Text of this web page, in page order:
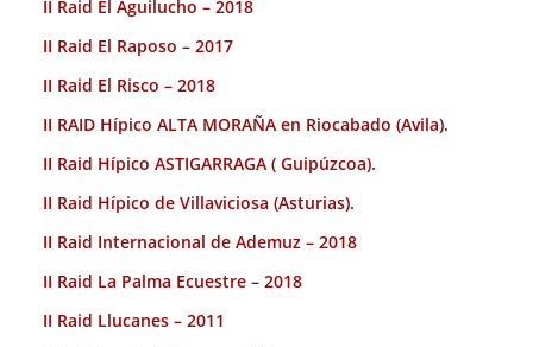
II Raid El Aguilucho – 2018
II Raid El Raposo – 2017
II Raid El Risco – 2018
II RAID Hípico ALTA MORAÑA en Riocabado (Avila).
II Raid Hípico ASTIGARRAGA ( Guipúzcoa).
II Raid Hípico de Villaviciosa (Asturias).
II Raid Internacional de Ademuz – 2018
II Raid La Palma Ecuestre – 2018
II Raid Llucanes – 2011